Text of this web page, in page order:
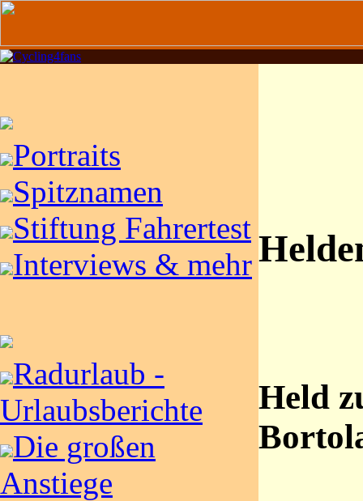
Portraits
Spitznamen
Stiftung Fahrertest
Interviews & mehr
Radurlaub -
Urlaubsberichte
Die großen
Anstiege
Held